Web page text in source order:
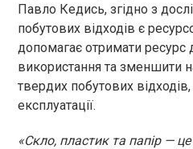
Павло Кедись, згідно з
побутових відходів є
допомагає отримати ресурс
використання та зменшити
твердих побутових
експлуатації.
«Скло, пластик та папір —